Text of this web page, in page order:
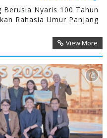
Berusia Nyaris 100 Tahun
Rahasia Umur Panjang
View More